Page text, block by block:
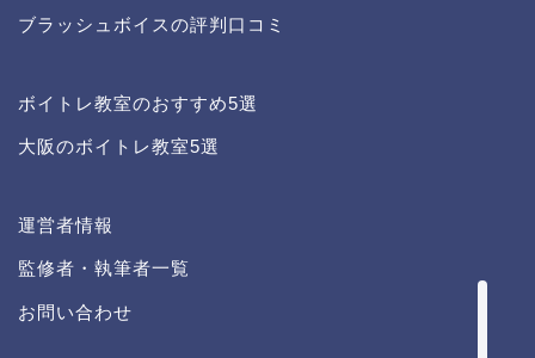
ブラッシュボイスの評判口コミ
ボイトレ教室のおすすめ5選
大阪のボイトレ教室5選
運営者情報
監修者・執筆者一覧
お問い合わせ